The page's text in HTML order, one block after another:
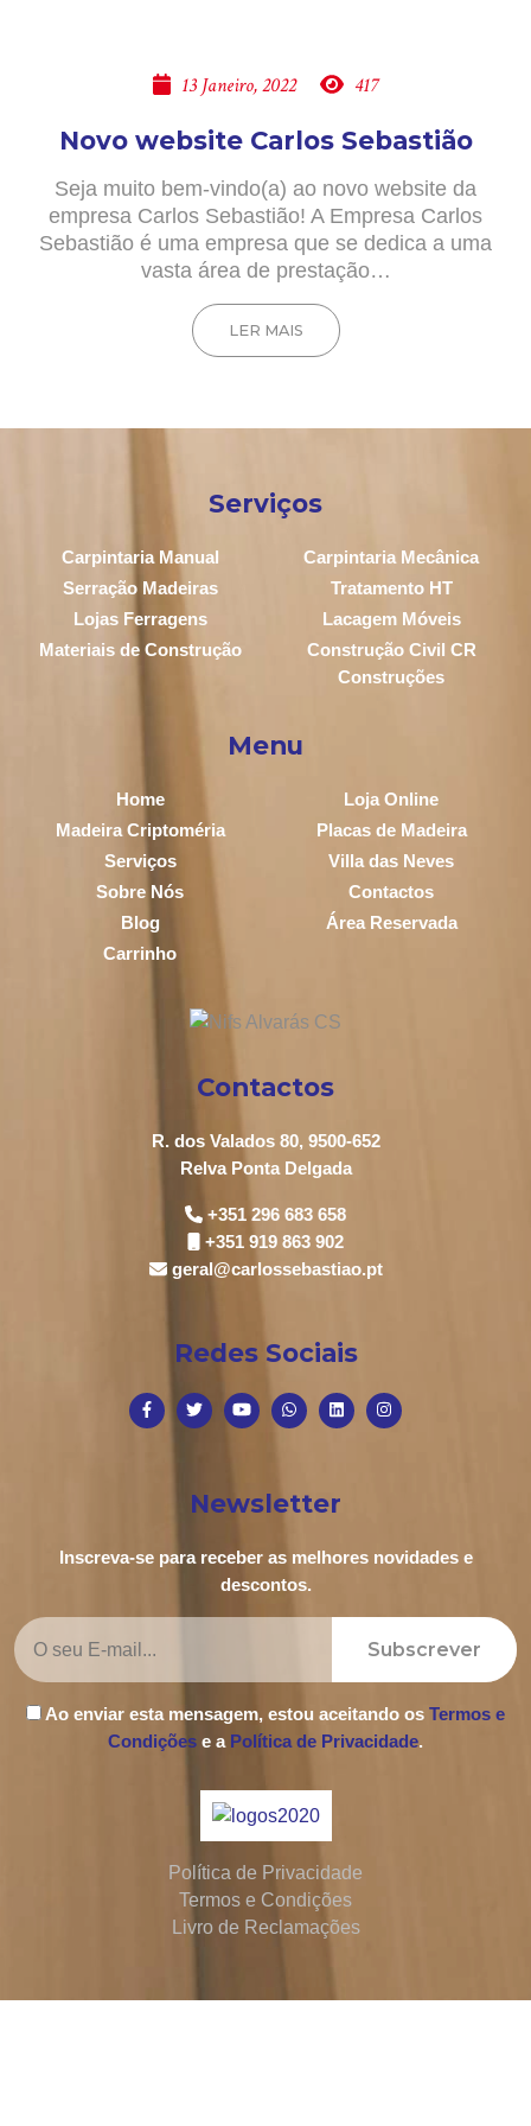
13 Janeiro, 2022 417
Novo website Carlos Sebastião
Seja muito bem-vindo(a) ao novo website da
empresa Carlos Sebastião! A Empresa Carlos
Sebastião é uma empresa que se dedica a uma
vasta área de prestação…
LER MAIS
Serviços
Carpintaria Manual
Carpintaria Mecânica
Serração Madeiras
Tratamento HT
Lojas Ferragens
Lacagem Móveis
Materiais de Construção
Construção Civil CR
Construções
Menu
Home
Loja Online
Madeira Criptoméria
Placas de Madeira
Serviços
Villa das Neves
Sobre Nós
Contactos
Blog
Área Reservada
Carrinho
Contactos
R. dos Valados 80, 9500-652
Relva Ponta Delgada
+351 296 683 658
+351 919 863 902
geral@carlossebastiao.pt
Redes Sociais
Newsletter
Inscreva-se para receber as melhores novidades e
descontos.
Subscrever
Ao enviar esta mensagem, estou aceitando os Termos e
Condições e a Política de Privacidade.
Política de Privacidade
Termos e Condições
Livro de Reclamações